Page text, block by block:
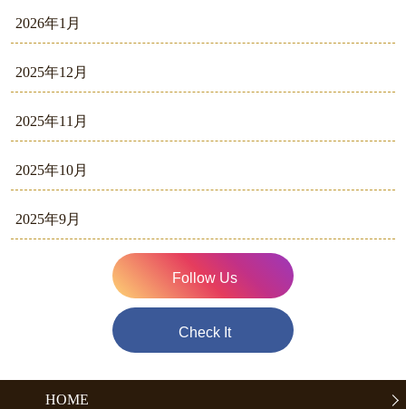
2026年1月
2025年12月
2025年11月
2025年10月
2025年9月
Follow Us
Check It
HOME